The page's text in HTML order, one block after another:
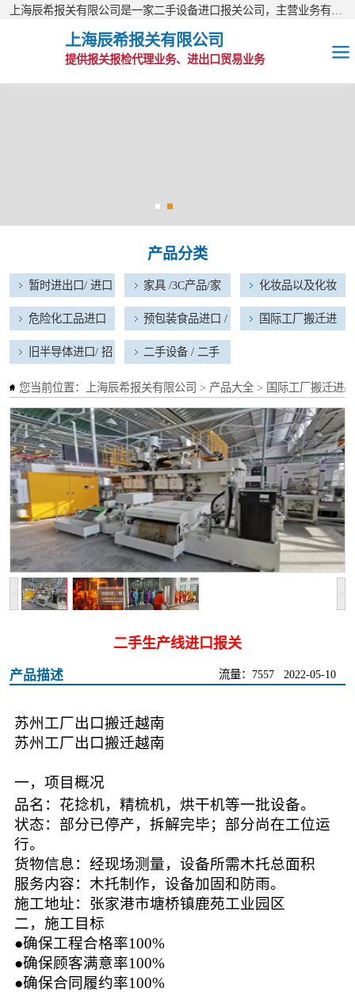
上海辰希报关有限公司
提供报关报检代理业务、进出口贸易业务
您当前位置： 上海辰希报关有限公司 > 产品大全 > 国际工厂搬迁进
< >
二手生产线进口报关
产品描述 2022-05-10
流量：7557
苏州工厂出口搬迁越南
苏州工厂出口搬迁越南
一，项目概况
品名：花捻机，精梳机，烘干机等一批设备。
状态：部分已停产，拆解完毕；部分尚在工位运
行。
货物信息：经现场测量，设备所需木托总面积
服务内容：木托制作，设备加固和防雨。
施工地址：张家港市塘桥镇鹿苑工业园区
二， 施工目标
●确保工程合格率100%
●确保顾客满意率100%
●确保合同履约率100%
产品分类
暂时进出口/ 进口
维修物品
家具 /3C产品/家
电器进口报关
化妆品以及化妆
品原料进口报关
危险化工品进口
报关
预包装食品进口 /
宠物食品进口
国际工厂搬迁进
旧半导体进口/ 招
二手设备 / 二手
品原料进口报关
危险化工品进口
宠物食品进口
国际工厂搬迁进
出口报关
旧半导体进口/ 招
标免表项目
二手设备 / 二手
工程机械进口